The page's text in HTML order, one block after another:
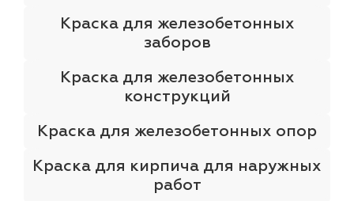
Краска для железобетонных
заборов
Краска для железобетонных
конструкций
Краска для железобетонных опор
Краска для кирпича для наружных
работ